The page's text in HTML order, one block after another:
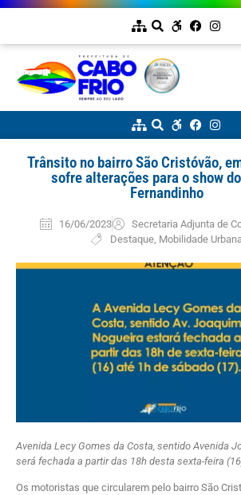
Trânsito no bairro São Cristóvão,
sofre alterações para o show
Fernandinho
16/06/2023
Secretaria Adjunta de
Destaque, Mobilidade Urbana
Avenida Lecy Gomes da Costa, sentido Avenida
será fechada a partir das 18h desta sexta-feira
Os motoristas que circularem pelo bairro São